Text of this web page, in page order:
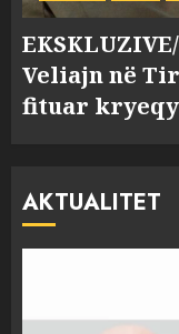
Veliajn në
fituar
AKTUALITET